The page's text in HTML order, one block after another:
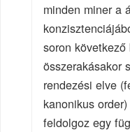
minden miner a
soron
összerakásakor
rendezési elve
kanonikus
feldolgoz egy